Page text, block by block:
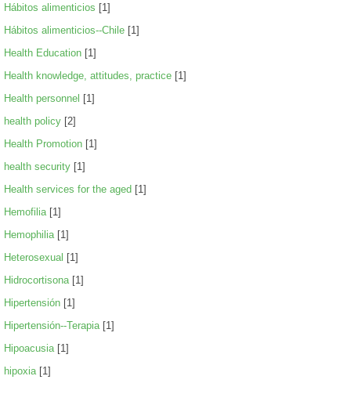
Hábitos alimenticios [1]
Hábitos alimenticios--Chile [1]
Health Education [1]
Health knowledge, attitudes, practice [1]
Health personnel [1]
health policy [2]
Health Promotion [1]
health security [1]
Health services for the aged [1]
Hemofilia[1]
Hemophilia[1]
Heterosexual [1]
Hidrocortisona[1]
Hipertensión [1]
Hipertensión--Terapia[1]
Hipoacusia[1]
hipoxia[1]